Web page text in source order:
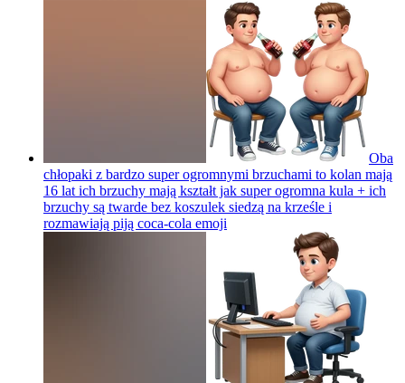
Oba
chłopaki z bardzo super ogromnymi brzuchami to kolan mają
16 lat ich brzuchy mają kształt jak super ogromna kula + ich
brzuchy są twarde bez koszulek siedzą na krześle i
rozmawiają piją coca-cola emoji